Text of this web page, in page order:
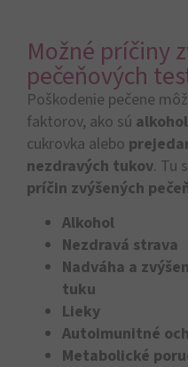
Možné príčiny
pečeňových
Poškodenie pečene
faktorov, ako sú alkohol
cukrovka alebo
nezdravých tukov. Tu
príčin zvýšených
Alkohol
Nezdravá strava
Nadváha a
tuku
Lieky
Autoimunitné
Metabolické